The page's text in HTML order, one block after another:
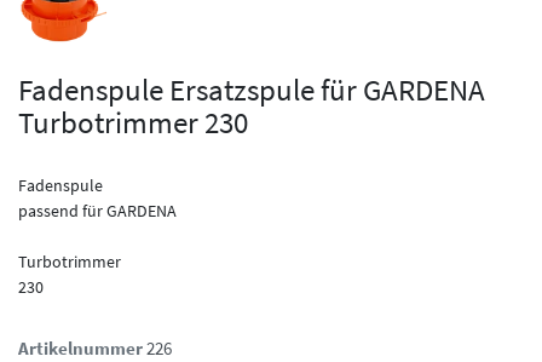
Fadenspule Ersatzspule für GARDENA
Turbotrimmer 230
Fadenspule
passend für GARDENA
Turbotrimmer
230
Artikelnummer226